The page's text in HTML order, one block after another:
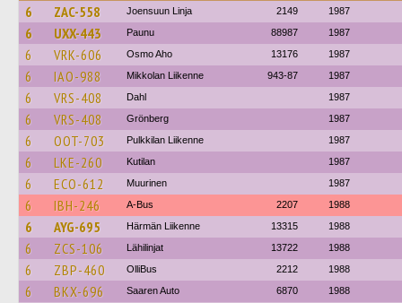
6 ZAC-558 Joensuun Linja 2149 1987
6 UXX-443 Paunu 88987 1987
6 VRK-606 Osmo Aho 13176 1987
6 IAO-988 Mikkolan Liikenne 943-87 1987
6 VRS-408 Dahl 1987
6 VRS-408 Grönberg 1987
6 OOT-703 Pulkkilan Liikenne 1987
6 LKE-260 Kutilan 1987
6 ECO-612 Muurinen 1987
6 IBH-246 A-Bus 2207 1988
6 AYG-695 Härmän Liikenne 13315 1988
6 ZCS-106 Lähilinjat 13722 1988
6 ZBP-460 OlliBus 2212 1988
6 BKX-696 Saaren Auto 6870 1988